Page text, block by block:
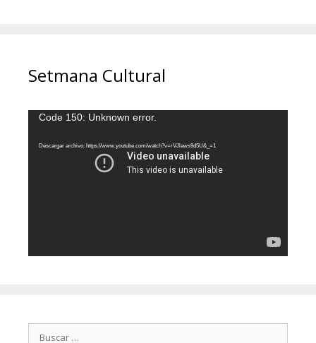
Setmana Cultural
Reproductor
vídeo
Code 150: Unknown error.
Descargar archivo: https://www.youtube.com/watch?v=rVJlaws9d5U&_=1